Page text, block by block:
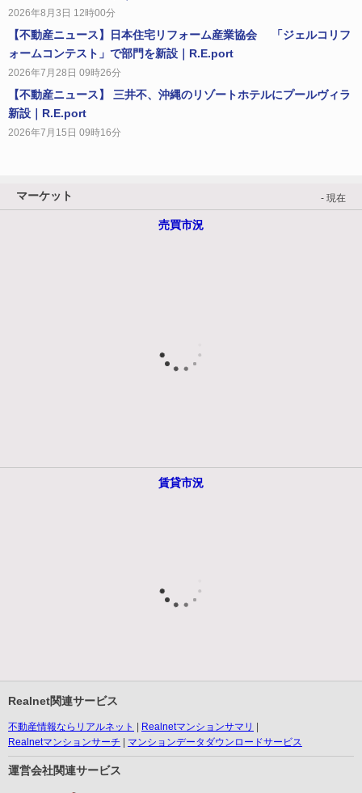
2026年8月3日 12時00分
【不動産ニュース】日本住宅リフォーム産業協会 「ジェルコリフ
ォームコンテスト」で部門を新設｜R.E.port
2026年7月28日 09時26分
【不動産ニュース】 三井不、沖縄のリゾートホテルにプールヴィラ
新設｜R.E.port
2026年7月15日 09時16分
マーケット - 現在
売買市況
賃貸市況
Realnet関連サービス
不動産情報ならリアルネット
Realnetマンションサマリ
Realnetマンションサーチ
マンションデータダウンロードサービス
運営会社関連サービス